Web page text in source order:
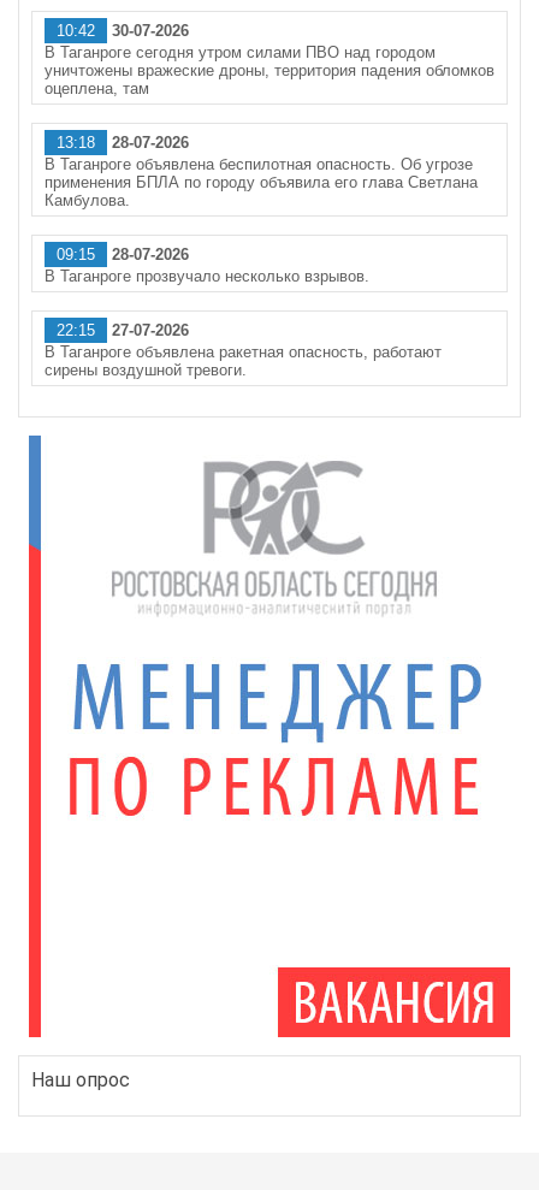
10:42
30-07-2026
В Таганроге сегодня утром силами ПВО над городом
уничтожены вражеские дроны, территория падения обломков
оцеплена, там
13:18
28-07-2026
В Таганроге объявлена беспилотная опасность. Об угрозе
применения БПЛА по городу объявила его глава Светлана
Камбулова.
09:15
28-07-2026
В Таганроге прозвучало несколько взрывов.
22:15
27-07-2026
В Таганроге объявлена ракетная опасность, работают
сирены воздушной тревоги.
Наш опрос